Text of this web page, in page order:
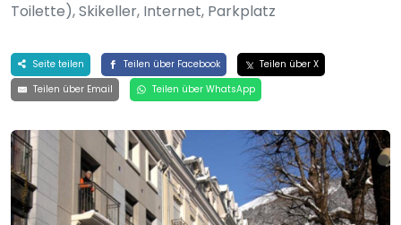
Toilette), Skikeller, Internet, Parkplatz
Seite teilen Teilen über Facebook
Teilen über X
Teilen über Email
Teilen über WhatsApp